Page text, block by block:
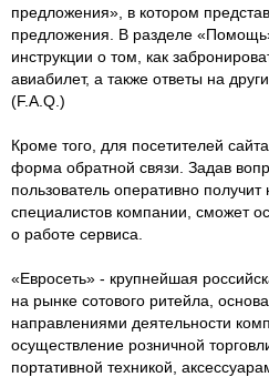
предложения», в котором
предложения. В разделе
инструкции о том, как
авиабилет, а также ответы на
(F.A.Q.)
Кроме того, для посетителей
форма обратной связи. Задав
пользователь оперативно
специалистов компании, сможет
о работе сервиса.
«Евросеть» - крупнейшая
на рынке сотового ритейла,
направлениями деятельности
осуществление розничной
портативной техникой,